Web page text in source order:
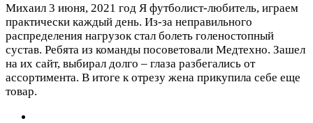
Михаил 3 июня, 2021 год Я футболист-любитель, играем
практически каждый день. Из-за неправильного
распределения нагрузок стал болеть голеностопный
сустав. Ребята из команды посоветовали Медтехно. Зашел
на их сайт, выбирал долго – глаза разбегались от
ассортимента. В итоге к отрезу жена прикупила себе еще
товар.